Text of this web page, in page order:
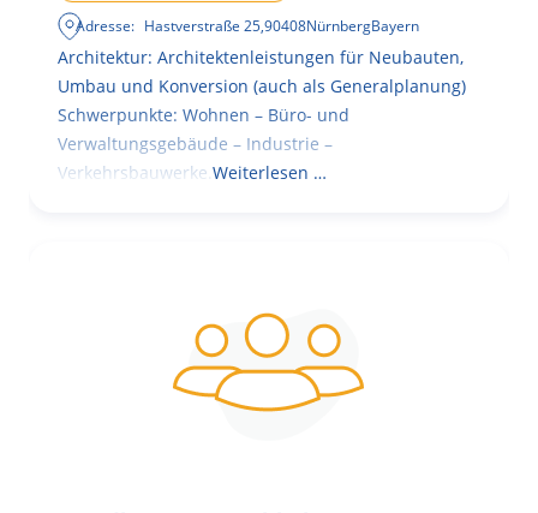
Adresse: Hastverstraße 25,90408NürnbergBayern
Architektur: Architektenleistungen für Neubauten,
Umbau und Konversion (auch als Generalplanung)
Schwerpunkte: Wohnen – Büro- und
Verwaltungsgebäude – Industrie –
Verkehrsbauwerke. Weiterlesen …